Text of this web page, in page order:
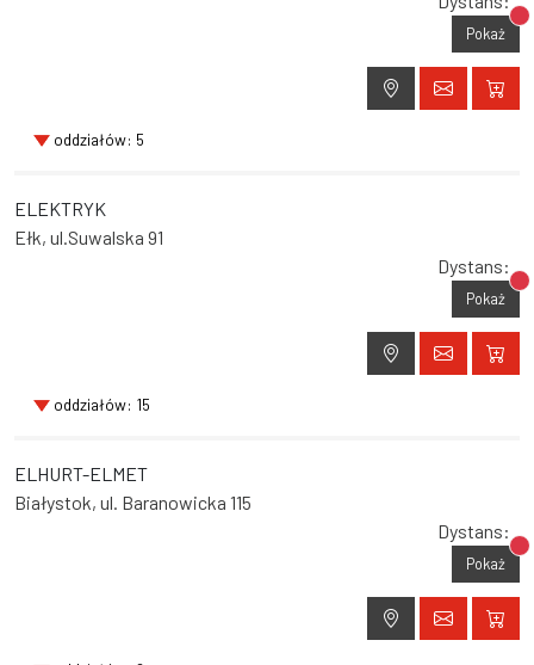
Pokaż
oddziałów: 5
ELEKTRYK
Ełk, ul.Suwalska 91
Dystans:
Pokaż
oddziałów: 15
ELHURT-ELMET
Białystok, ul. Baranowicka 115
Dystans:
Pokaż